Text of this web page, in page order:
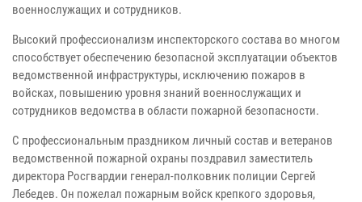
военнослужащих и сотрудников.
Высокий профессионализм инспекторского состава во многом
способствует обеспечению безопасной эксплуатации объектов
ведомственной инфраструктуры, исключению пожаров в
войсках, повышению уровня знаний военнослужащих и
сотрудников ведомства в области пожарной безопасности.
С профессиональным праздником личный состав и ветеранов
ведомственной пожарной охраны поздравил заместитель
директора Росгвардии генерал-полковник полиции Сергей
Лебедев. Он пожелал пожарным войск крепкого здоровья,